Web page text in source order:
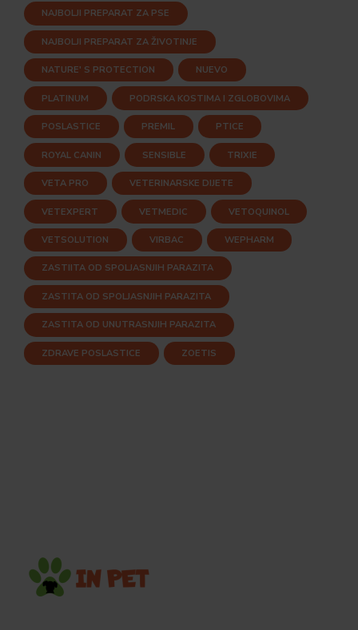
NAJBOLJI PREPARAT ZA PSE
NAJBOLJI PREPARAT ZA ŽIVOTINJE
NATURE' S PROTECTION NUEVO
PLATINUM PODRSKA KOSTIMA I ZGLOBOVIMA
POSLASTICE PREMIL PTICE
ROYAL CANIN SENSIBLE TRIXIE
VETA PRO VETERINARSKE DIJETE
VETEXPERT VETMEDIC VETOQUINOL
VETSOLUTION VIRBAC WEPHARM
ZASTIITA OD SPOLJASNJIH PARAZITA
ZASTITA OD SPOLJASNJIH PARAZITA
ZASTITA OD UNUTRASNJIH PARAZITA
ZDRAVE POSLASTICE ZOETIS